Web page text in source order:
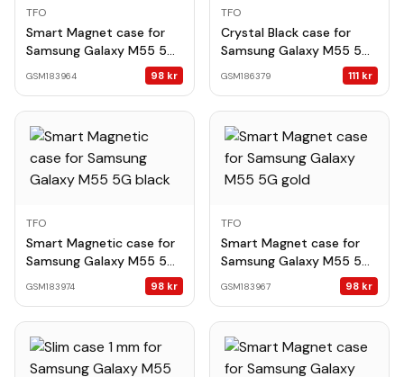
TFO
Smart Magnet case for
Samsung Galaxy M55 5G
GSM183964 98 kr
TFO
Crystal Black case for
Samsung Galaxy M55 5G
GSM186379 111 kr
TFO
Smart Magnetic case for
Samsung Galaxy M55 5G
GSM183974 98 kr
TFO
Smart Magnet case for
Samsung Galaxy M55 5G
GSM183967 98 kr